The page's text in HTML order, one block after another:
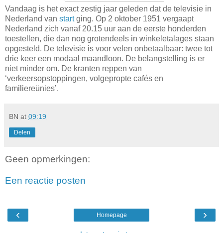
Vandaag is het exact zestig jaar geleden dat de televisie in
Nederland van startging. Op 2 oktober 1951 vergaapt
Nederland zich vanaf 20.15 uur aan de eerste honderden
toestellen, die dan nog grotendeels in winkeletalages staan
opgesteld. De televisie is voor velen onbetaalbaar: twee tot
drie keer een modaal maandloon. De belangstelling is er
niet minder om. De kranten reppen van
‘verkeersopstoppingen, volgepropte cafés en
familiereünies’.
BN at 09:19
Delen
Geen opmerkingen:
Een reactie posten
‹ ›
Homepage